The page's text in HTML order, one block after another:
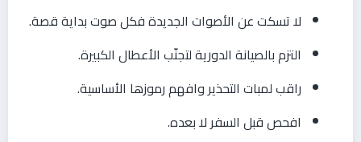
لا تسكت عن الأصوات الجديدة فكل صوت بداية قصة.
التزم بالصيانة الدورية لتجنّب الأعطال الكبيرة.
راقب لمبات التحذير وافهم رموزها الأساسية.
افحص قبل السفر لا بعده.